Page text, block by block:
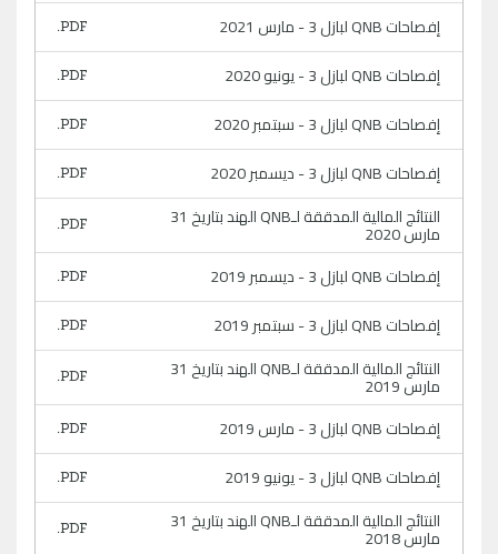
إفصاحات QNB لبازل 3 - مارس 2021
إفصاحات QNB لبازل 3 - يونيو 2020
إفصاحات QNB لبازل 3 - سبتمبر 2020
إفصاحات QNB لبازل 3 - ديسمبر 2020
النتائج المالية المدققة لـQNB الهند بتاريخ 31
مارس 2020
إفصاحات QNB لبازل 3 - ديسمبر 2019
إفصاحات QNB لبازل 3 - سبتمبر 2019
النتائج المالية المدققة لـQNB الهند بتاريخ 31
مارس 2019
إفصاحات QNB لبازل 3 - مارس 2019
إفصاحات QNB لبازل 3 - يونيو 2019
النتائج المالية المدققة لـQNB الهند بتاريخ 31
مارس 2018